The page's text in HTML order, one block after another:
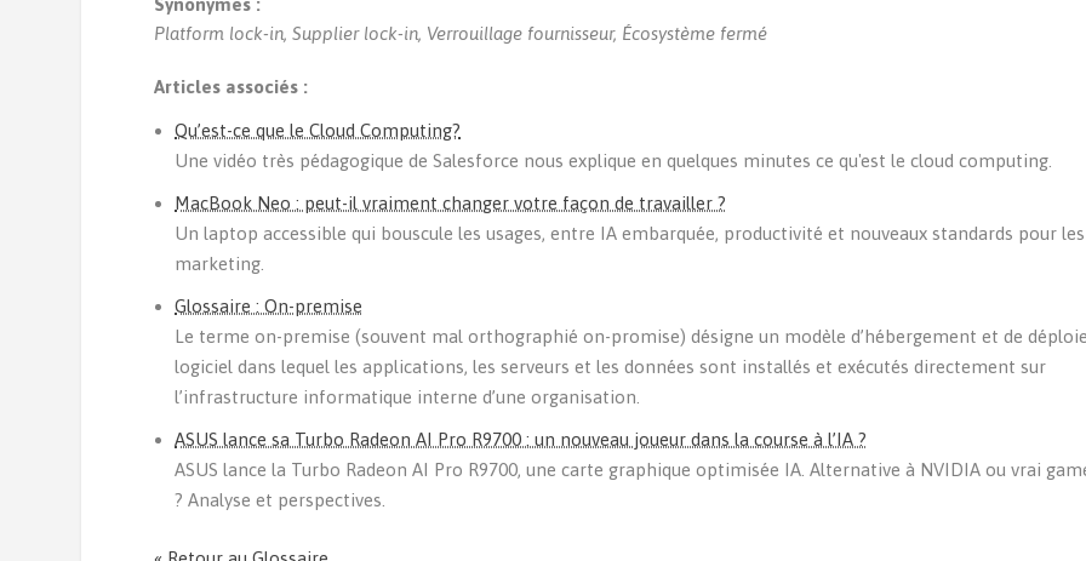
Synonymes :
Platform lock-in, Supplier lock-in, Verrouillage fournisseur, Écosystème fermé
Articles associés :
Qu’est-ce que le Cloud Computing?
Une vidéo très pédagogique de Salesforce nous explique en quelques minutes ce qu'est le cloud computing.
MacBook Neo : peut-il vraiment changer votre façon de travailler ?
Un laptop accessible qui bouscule les usages, entre IA embarquée, productivité et nouveaux standards pour
marketing.
Glossaire : On-premise
Le terme on-premise (souvent mal orthographié on-promise) désigne un modèle d’hébergement et de
logiciel dans lequel les applications, les serveurs et les données sont installés et exécutés directement sur
l’infrastructure informatique interne d’une organisation.
ASUS lance sa Turbo Radeon AI Pro R9700 : un nouveau joueur dans la course à l’IA ?
ASUS lance la Turbo Radeon AI Pro R9700, une carte graphique optimisée IA. Alternative à NVIDIA ou vrai
? Analyse et perspectives.